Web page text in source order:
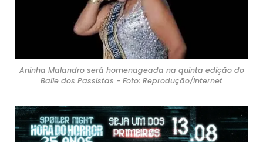
Aninha Malandro será homenageada na quinta edição do
Baile dos Passistas - Foto: Reprodução/Internet